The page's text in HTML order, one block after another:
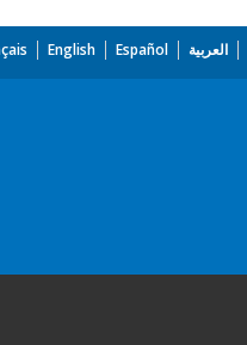
English Español العربية